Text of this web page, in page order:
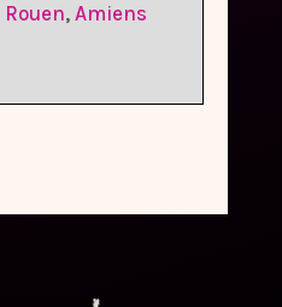
Rouen, Amiens